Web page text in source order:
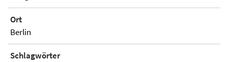
Ort
Berlin
Schlagwörter